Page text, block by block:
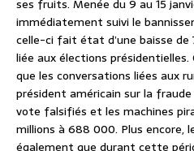
ses fruits. Menée du 9 au 15
immédiatement suivi le
celle-ci fait état d’une baisse
liée aux élections
que les conversations liées aux
président américain sur la
vote falsifiés et les machines
millions à 688 000. Plus encore,
également que durant cette